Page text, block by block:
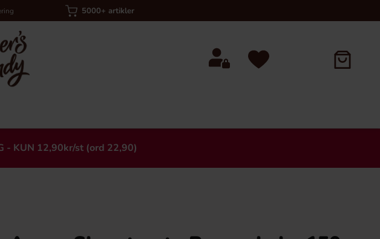
5000+ artikler
- KUN 12,90kr/st (ord 22,90)